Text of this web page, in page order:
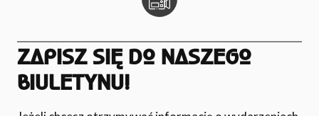
ZAPISZ SIĘ DO NASZEGO
BIULETYNU!